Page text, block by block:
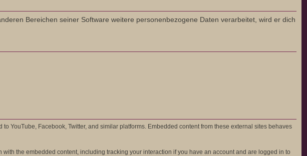
Bereichen seiner Software weitere personenbezogene Daten verarbeitet, wird er dich
YouTube, Facebook, Twitter, and similar platforms. Embedded content from these external sites behaves
the embedded content, including tracking your interaction if you have an account and are logged in to